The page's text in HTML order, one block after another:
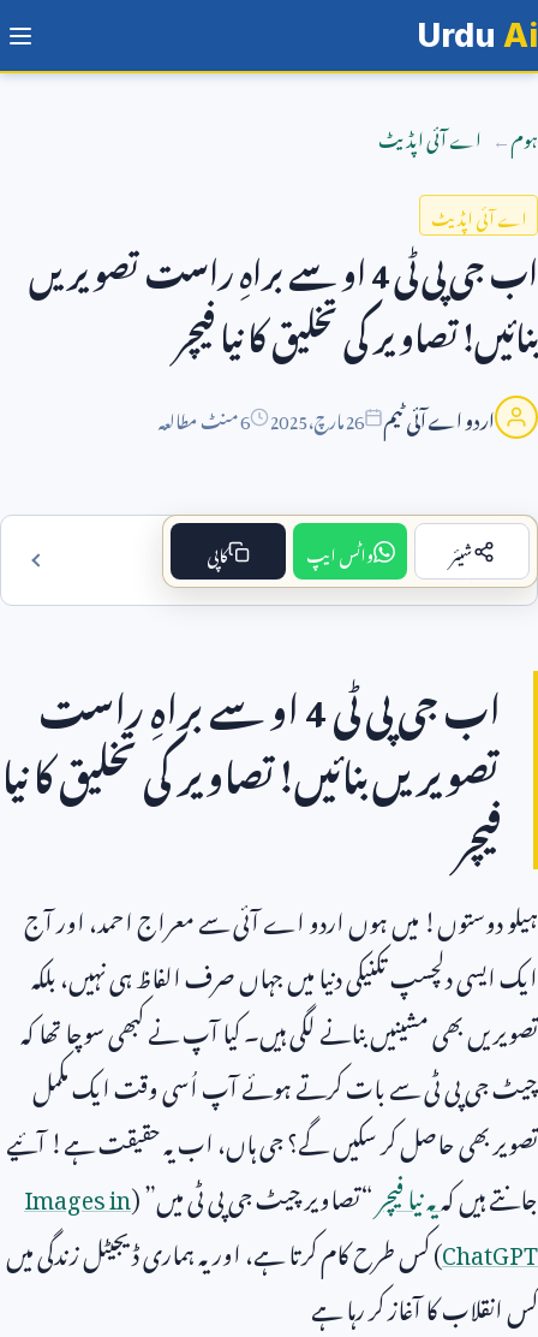
Urdu Ai
ہوم اے آئی اپڈیٹ
اے آئی اپڈیٹ
اب جی پی ٹی4او سے براہِ راست تصویریں
بنائیں!تصاویر کی تخلیق کا نیا فیچر
اردو اے آئی ٹیم 26مارچ،2025 6 منٹ مطالعہ
فہرست مضمون
اب جی پی ٹی4او سے براہِ راست
تصویریں بنائیں!تصاویر کی تخلیق کا نیا
فیچر
ہیلو دوستوں! میں ہوں اردو اے آئی سے معراج احمد، اور آج
ایک ایسی دلچسپ تکنیکی دنیا میں جہاں صرف الفاظ ہی نہیں، بلکہ
تصویریں بھی مشینیں بنانے لگی ہیں۔ کیا آپ نے کبھی سوچا تھا کہ
چیٹ جی پی ٹی سے بات کرتے ہوئے آپ اُسی وقت ایک مکمل
تصویر بھی حاصل کر سکیں گے؟ جی ہاں، اب یہ حقیقت ہے! آئیے
جانتے ہیں کہیہ نیا فیچر“تصاویر چیٹ جی پی ٹی میں” (Images in
ChatGPT) کس طرح کام کرتا ہے، اور یہ ہماری ڈیجیٹل زندگی میں
کس انقلاب کا آغاز کر رہا ہے
شیئر واٹس ایپ کاپی